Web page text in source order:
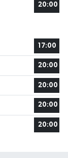
20:00
17:00
20:00
20:00
20:00
20:00